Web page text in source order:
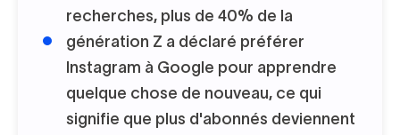
recherches, plus de 40% de la
génération Z a déclaré préférer
Instagram à Google pour apprendre
quelque chose de nouveau, ce qui
signifie que plus d'abonnés deviennent